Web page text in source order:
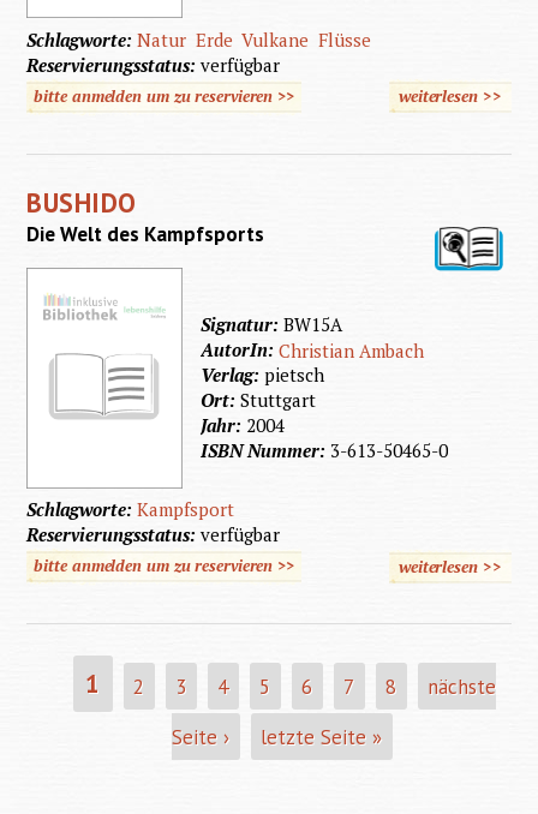
Schlagworte:Natur Erde Vulkane Flüsse
Reservierungsstatus:verfügbar
bitte anmelden um zu reservieren >> weiterlesen
über
Vulkane
und
>>
BUSHIDO
Die Welt des Kampfsports
Signatur:BW15A
AutorIn:Christian Ambach
Verlag:pietsch
Ort:Stuttgart
Jahr: 2004
ISBN Nummer: 3-613-50465-0
Schlagworte:Kampfsport
Reservierungsstatus:verfügbar
bitte anmelden um zu reservieren >> weiterlesen
über
>>
SEITEN
1 2 3 4 5 6 7 8
nächste
Seite ›
letzte Seite »